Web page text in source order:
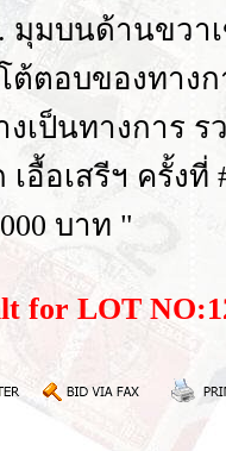
. มุมบนด้านขว
ต้ตอบของทาง
เป็นทางการ ร
อื้อเสรีฯ ครั้งที่
บาท "
for LOT